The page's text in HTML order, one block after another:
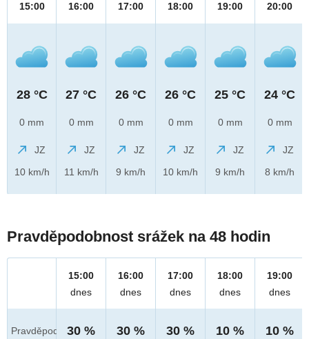
15:00
28 °C
0 mm
JZ
10 km/h
16:00
27 °C
0 mm
JZ
11 km/h
17:00
26 °C
0 mm
JZ
9 km/h
18:00
26 °C
0 mm
JZ
10 km/h
19:00
25 °C
0 mm
JZ
9 km/h
20:00
24 °C
0 mm
JZ
8 km/h
Pravděpodobnost srážek na 48 hodin
Pravděpod.
15:00
dnes
30 %
16:00
dnes
30 %
17:00
dnes
30 %
18:00
dnes
10 %
19:00
dnes
10 %